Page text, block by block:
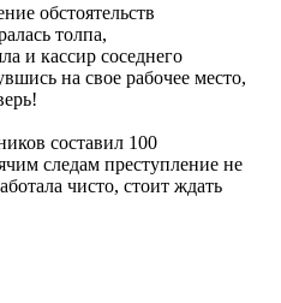
обстоятельств
толпа,
и кассир соседнего
на свое рабочее место,
составил 100
следам преступление не
чисто, стоит ждать